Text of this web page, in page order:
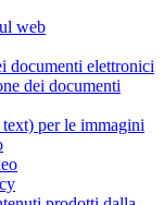
web
documenti elettronici
dei documenti
per le immagini